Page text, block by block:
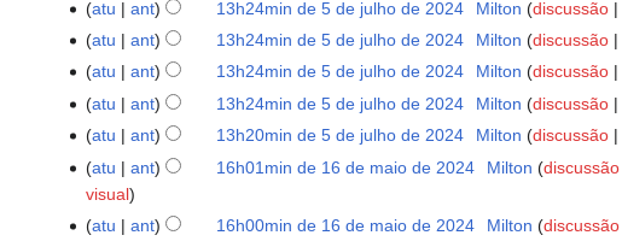
ã
o
ç
ã
o
i
ç
ã
o
e
d
i
ç
ã
o
u
m
o
e
e
d
i
ç
r
e
s
u
m
d
e
de
julho
2024
atu ant 13h24min de 5 de julho de 2024 Milton discussão
atu
ant 13h24min de 5 de julho de 2024 Milton discussão
atu
ant 13h24min de 5 de julho de 2024 Milton discussão
atu
ant 13h24min de 5 de julho de 2024 Milton discussão
atu
ant 13h20min de 5 de julho de 2024 Milton discussão
S
e
r
16
maio
atu ant 16h01min de 16 de maio de 2024 Milton discussão
visual
atu
ant 16h00min de 16 de maio de 2024 Milton discussão